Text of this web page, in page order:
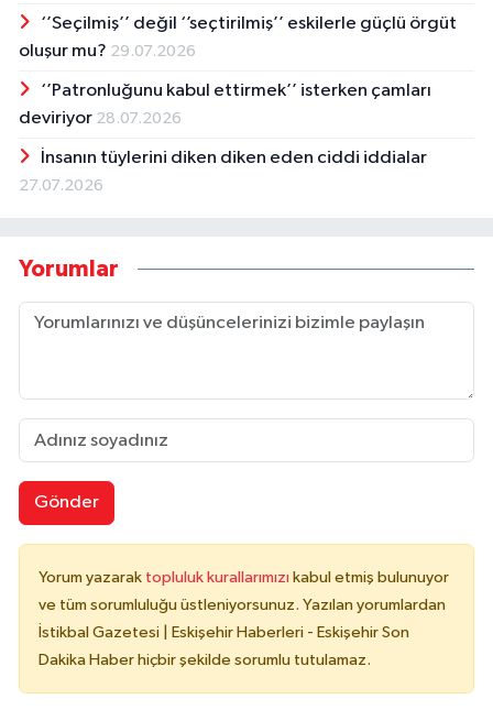
‘’Seçilmiş’’ değil ‘’seçtirilmiş’’ eskilerle güçlü örgüt
oluşur mu? 29.07.2026
‘’Patronluğunu kabul ettirmek’’ isterken çamları
deviriyor 28.07.2026
İnsanın tüylerini diken diken eden ciddi iddialar
27.07.2026
Yorumlar
Gönder
Yorum yazarak topluluk kurallarımızı kabul etmiş bulunuyor
ve tüm sorumluluğu üstleniyorsunuz. Yazılan yorumlardan
İstikbal Gazetesi | Eskişehir Haberleri - Eskişehir Son
Dakika Haber hiçbir şekilde sorumlu tutulamaz.